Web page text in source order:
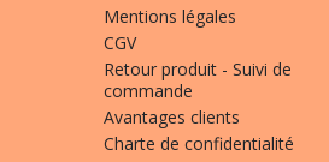
Mentions légales
CGV
Retour produit - Suivi de
commande
Avantages clients
Charte de confidentialité